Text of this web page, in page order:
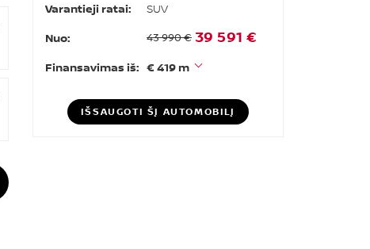
Varantieji ratai: SUV
Nuo: 43 990 € 39 591 €
Finansavimas iš: € 419 m
IŠSAUGOTI ŠĮ AUTOMOBILĮ